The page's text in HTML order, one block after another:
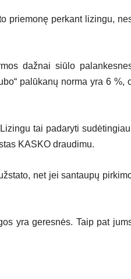
perkant lizingu,
dažnai siūlo
palūkanų norma yra 6 %,
tai padaryti
KASKO draudimu.
net jei santaupų
yra geresnės. Taip pat